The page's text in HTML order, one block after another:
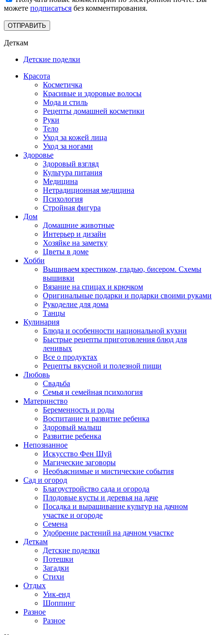
можете подписаться без комментирования.
Деткам
Детские поделки
Красота
Косметичка
Красивые и здоровые волосы
Мода и стиль
Рецепты домашней косметики
Руки
Тело
Уход за кожей лица
Уход за ногами
Здоровье
Здоровый взгляд
Культура питания
Медицина
Нетрадиционная медицина
Психология
Стройная фигура
Дом
Домашние животные
Интерьер и дизайн
Хозяйке на заметку
Цветы в доме
Хобби
Вышиваем крестиком, гладью, бисером. Схемы
вышивки
Вязание на спицах и крючком
Оригинальные подарки и подарки своими руками
Рукоделие для дома
Танцы
Кулинария
Блюда и особенности национальной кухни
Быстрые рецепты приготовления блюд для
ленивых
Все о продуктах
Рецепты вкусной и полезной пищи
Любовь
Свадьба
Семья и семейная психология
Материнство
Беременность и роды
Воспитание и развитие ребенка
Здоровый малыш
Развитие ребенка
Непознанное
Искусство Фен Шуй
Магические заговоры
Необъяснимые и мистические события
Сад и огород
Благоустройство сада и огорода
Плодовые кусты и деревья на даче
Посадка и выращивание культур на дачном
участке и огороде
Семена
Удобрение растений на дачном участке
Деткам
Детские поделки
Потешки
Загадки
Стихи
Отдых
Уик-енд
Шоппинг
Разное
Разное